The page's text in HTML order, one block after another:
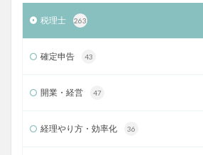
税理士 263
確定申告 43
開業・経営 47
経理やり方・効率化 36